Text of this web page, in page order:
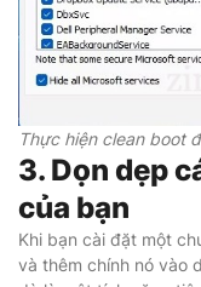
Thực hiện clean boot
3. Dọn dẹp
của bạn
Khi bạn cài đặt một
và thêm chính nó vào